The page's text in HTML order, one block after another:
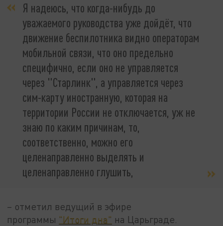
Я надеюсь, что когда-нибудь до
уважаемого руководства уже дойдёт, что
движение беспилотника видно операторам
мобильной связи, что оно предельно
специфично, если оно не управляется
через "Старлинк", а управляется через
сим-карту иностранную, которая на
территории России не отключается, уж не
знаю по каким причинам, то,
соответственно, можно его
целенаправленно выделять и
целенаправленно глушить,
– отметил ведущий в эфире
программы "Итоги дна" на Царьграде.